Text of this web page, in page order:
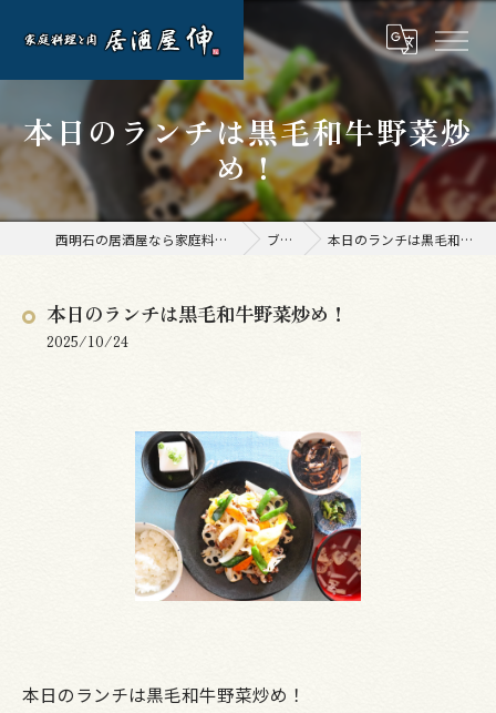
本日のランチは黒毛和牛野菜炒
め！
西明石の居酒屋なら家庭料理と肉 居酒屋 伸 ブログ 本日のランチは黒毛和牛野菜炒め！
本日のランチは黒毛和牛野菜炒め！
2025/10/24
本日のランチは黒毛和牛野菜炒め！